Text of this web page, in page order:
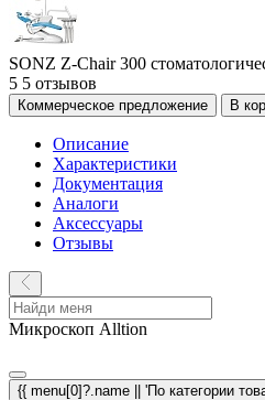
SONZ Z-Chair 300
5 5 отзывов
Коммерческое предложение В
Описание
Характеристики
Документация
Аналоги
Аксессуары
Отзывы
Микроскоп Alltion
{{ menu[0]?.name || 'По категории